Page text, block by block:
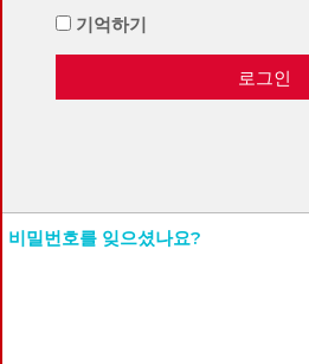
기억하기
로그인
비밀번호를 잊으셨나요?